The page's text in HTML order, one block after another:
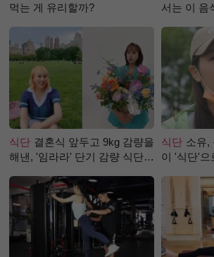
먹는 게 유리할까?
서는 이 음
식단 결혼식 앞두고 9kg 감량을
해낸, '임라라' 단기 감량 식단
식단 소유,
이 '식단'으